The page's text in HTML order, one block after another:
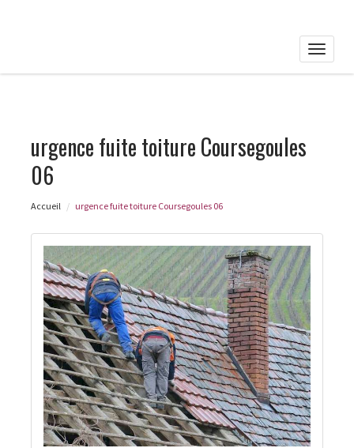
Toggle
urgence fuite toiture Coursegoules
06
Accueil urgence fuite toiture Coursegoules 06